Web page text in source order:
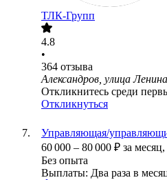
ТЛК-Групп
4.8
•
364 отзыва
Александров, улица
Откликнитесь среди
Откликнуться
Управляющая/
60 000 – 80 000 ₽ за месяц,
Без опыта
Выплаты: Два раза в